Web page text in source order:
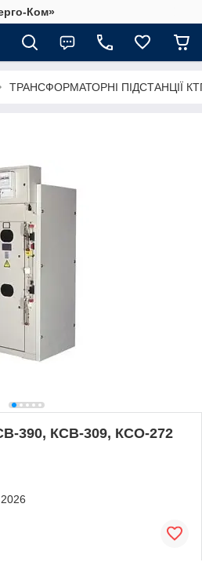
Ком»
ТРАНСФОРМАТОРНІ ПІДСТАНЦІЇ
390, КСВ-309, КСО-272